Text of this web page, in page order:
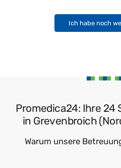
Ich habe noch
Promedica24: Ihre 24
in Grevenbroich
Warum unsere